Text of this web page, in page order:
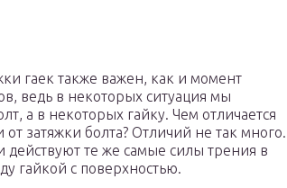
гаек также важен, как и момент
ведь в некоторых ситуация мы
а в некоторых гайку. Чем отличается
от затяжки болта? Отличий не так много.
действуют те же самые силы трения в
гайкой с поверхностью.